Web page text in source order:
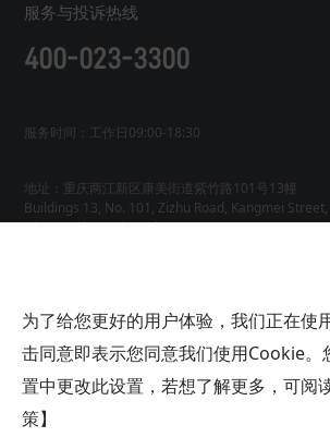
服务与投诉热线
400-023-3300
服务时间：工作日09:00-18:30
地址：重庆两江新区康美街道紫竹路101号13幢
Buildings 13, No. 101, Zizhu Road, Kangmei
网站地图 工业AI智能体
版权所有广域铭岛数字科技有限公司 GYMD Digital
Co.,
帮助中心
为了给您更好的用户体验，我们正在使
击同意即表示您同意我们使用Cookie。
置中更改此设置，若想了解更多，可阅
策】